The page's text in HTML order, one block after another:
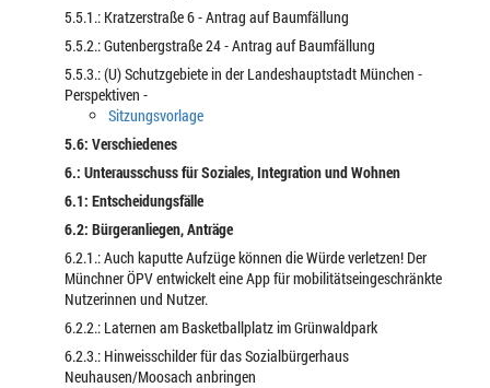
5.5.1.: Kratzerstraße 6 - Antrag auf Baumfällung
5.5.2.: Gutenbergstraße 24 - Antrag auf Baumfällung
5.5.3.: (U) Schutzgebiete in der Landeshauptstadt München -
Perspektiven -
Sitzungsvorlage
5.6: Verschiedenes
6.: Unterausschuss für Soziales, Integration und Wohnen
6.1: Entscheidungsfälle
6.2: Bürgeranliegen, Anträge
6.2.1.: Auch kaputte Aufzüge können die Würde verletzen! Der
Münchner ÖPV entwickelt eine App für mobilitätseingeschränkte
Nutzerinnen und Nutzer.
6.2.2.: Laternen am Basketballplatz im Grünwaldpark
6.2.3.: Hinweisschilder für das Sozialbürgerhaus
Neuhausen/Moosach anbringen